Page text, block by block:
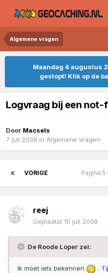
Algemene vragen
Maandag 4 augustus
gestopt! Klik op de
Logvraag bij een not-
Door Macsels
7 juli 2008 in Algemene vragen
VORIGE Pagina 5
reej
Geplaatst 10 juli 2008
De Roode Loper zei:
Ik moet iets bekennen
.